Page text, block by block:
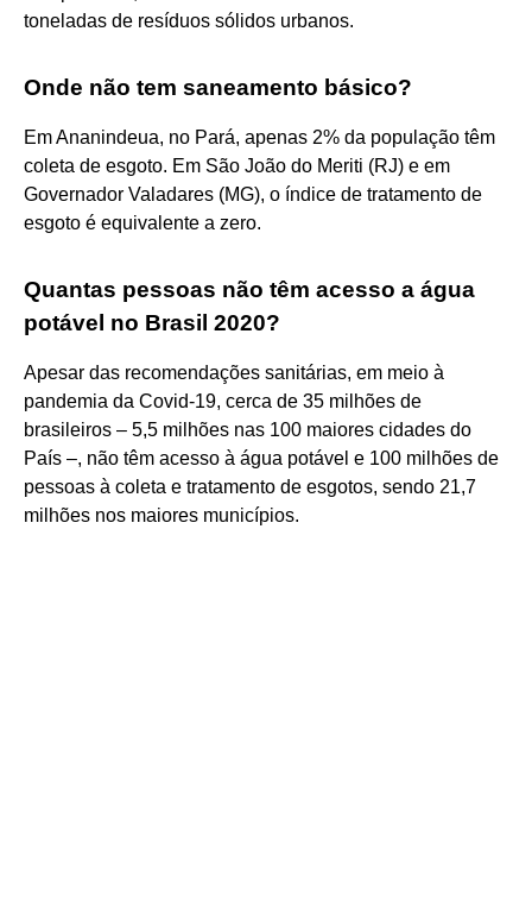
toneladas de resíduos sólidos urbanos.
Onde não tem saneamento básico?
Em Ananindeua, no Pará, apenas 2% da população têm
coleta de esgoto. Em São João do Meriti (RJ) e em
Governador Valadares (MG), o índice de tratamento de
esgoto é equivalente a zero.
Quantas pessoas não têm acesso a água
potável no Brasil 2020?
Apesar das recomendações sanitárias, em meio à
pandemia da Covid-19, cerca de 35 milhões de
brasileiros – 5,5 milhões nas 100 maiores cidades do
País –, não têm acesso à água potável e 100 milhões de
pessoas à coleta e tratamento de esgotos, sendo 21,7
milhões nos maiores municípios.